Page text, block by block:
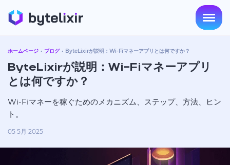
ホームページ ブログ ByteLixirが説明：Wi-Fiマネーアプリとは何ですか？
ByteLixirが説明：Wi-Fiマネーアプリ
とは何ですか？
Wi-Fiマネーを稼ぐためのメカニズム、ステップ、方法、ヒン
ト。
05 5月 2025